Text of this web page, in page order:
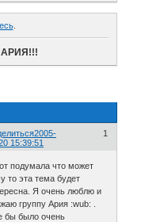
.
1
2005-
15:39:51
подумала что может
то эта тема будет
Я очень люблю и
группу Ария :wub: .
бы было очень